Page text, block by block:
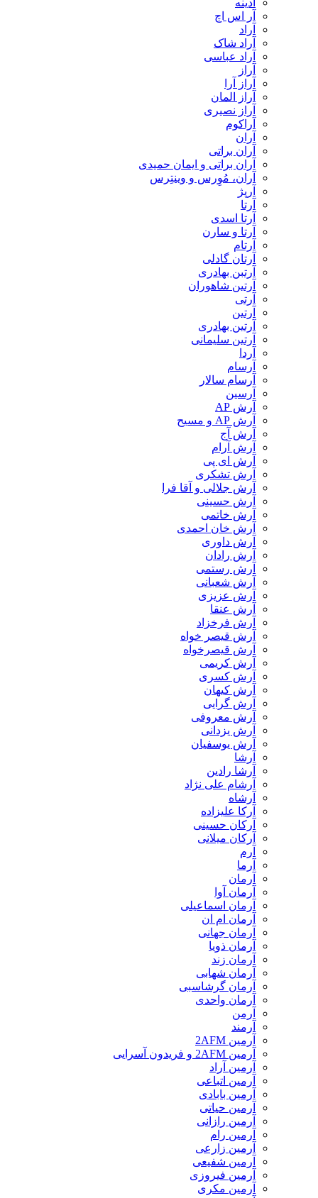
آر اس اچ
آراد
آراد شاک
آراد عباسی
آراز
آراز آرا
آراز المان
آراز نصیری
آراکوم
آران
آران براتی
آران براتی و ایمان حمیدی
آران، مُوِرس و وینتِرس
آرپژ
آرتا
آرتا اسدی
آرتا و سارن
آرتام
آرتان گادلی
آرتبن بهادری
آرتين شاهوران
آرتی
آرتین
آرتین بهادری
آرتین سلیمانی
آردا
آرسام
آرسام سالار
آرسین
آرش AP
آرش AP و مسیح
آرش آج
آرش آرام
آرش ای پی
آرش تشکری
آرش جلالی و آقا فرا
آرش حسینی
آرش خاتمی
آرش خان احمدی
آرش داوری
آرش رادان
آرش رستمى
آرش شعبانی
آرش عزیزی
آرش عنقا
آرش فرخزاد
آرش قیصر خواه
آرش قیصرخواه
آرش کریمی
آرش کسری
آرش کیهان
آرش گرایی
آرش معروفی
آرش یزدانی
آرش یوسفیان
آرشا
آرشا رادین
آرشام علی نژاد
آرشاه
آرکا علیزاده
آرکان حسینی
آرکان میلانی
آرم
آرما
آرمان
آرمان آوا
آرمان اسماعیلی
آرمان ام ان
آرمان جهانی
آرمان ذویا
آرمان زند
آرمان شهابی
آرمان گرشاسبی
آرمان واحدی
آرمن
آرمند
آرمین 2AFM
آرمین 2AFM و فریدون آسرایی
آرمین آراد
آرمین اتباعی
آرمین بابادی
آرمین حیاتی
آرمین رازانی
آرمین رام
آرمین زارعی
آرمین شفیعی
آرمین فیروزی
آرمین مکری